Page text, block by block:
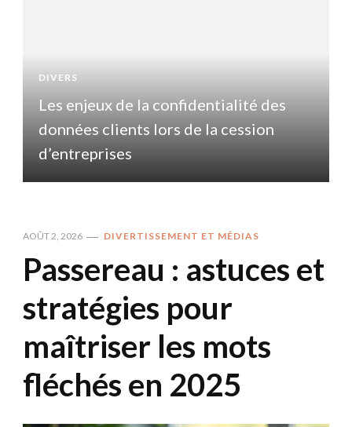
DIVERS
Les enjeux de la confidentialité des
données clients lors de la cession
d’entreprises
AOÛT 2, 2026 DIVERTISSEMENT ET MÉDIAS
Passereau : astuces et
stratégies pour
maîtriser les mots
fléchés en 2025